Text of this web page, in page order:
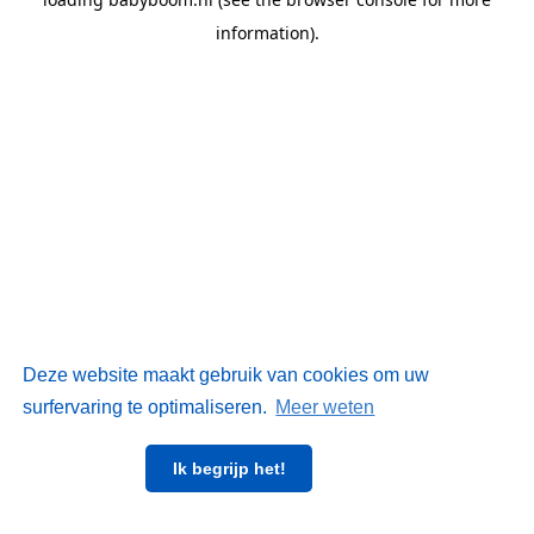
Deze website maakt gebruik van cookies om uw
surfervaring te optimaliseren. Meer weten
Ik begrijp het!
information).